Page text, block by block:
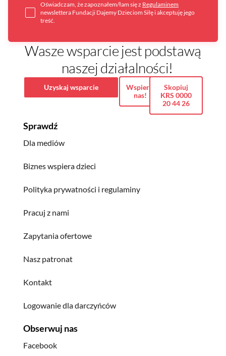
Oświadczam, że zapoznałem/łam się z Regulaminem
newslettera Fundacji Dajemy Dzieciom Siłę i akceptuję jego
treść.
Wasze wsparcie jest podstawą
naszej działalności!
Uzyskaj wsparcie
Wspieraj
nas!
Skopiuj
KRS 0000
20 44 26
Sprawdź
Dla mediów
Biznes wspiera dzieci
Polityka prywatności i regulaminy
Pracuj z nami
Zapytania ofertowe
Nasz patronat
Kontakt
Logowanie dla darczyńców
Obserwuj nas
Facebook